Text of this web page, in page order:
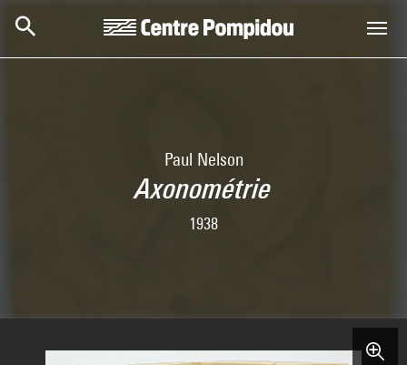
Paul Nelson
Axonométrie
1938